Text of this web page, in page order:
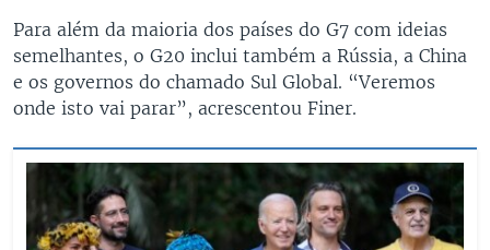
Para além da maioria dos países do G7 com ideias
semelhantes, o G20 inclui também a Rússia, a China
e os governos do chamado Sul Global. “Veremos
onde isto vai parar”, acrescentou Finer.